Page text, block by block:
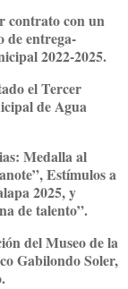
contrato con un
de entrega-
2022-2025.
el Tercer
de Agua
Medalla al
Estímulos a
2025, y
de talento”.
del Museo de la
Gabilondo Soler,